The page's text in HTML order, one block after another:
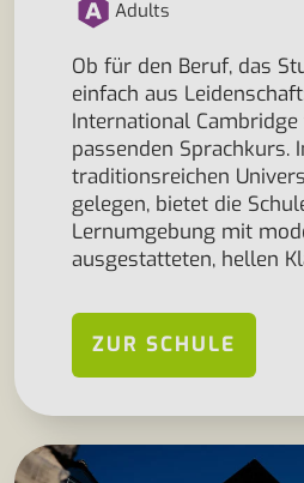
Adults
Ob für den Beruf, das
einfach aus
International
passenden Sprachkurs.
traditionsreichen
gelegen, bietet die
Lernumgebung mit
ausgestatteten, hellen
ZUR SCHULE